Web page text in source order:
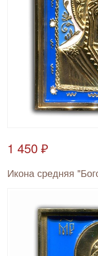
1 450 ₽
Икона средняя